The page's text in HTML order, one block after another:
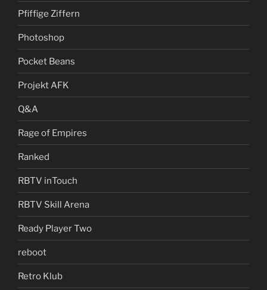
Pfiffige Ziffern
Photoshop
Pocket Beans
Projekt AFK
Q&A
Rage of Empires
Ranked
RBTV inTouch
RBTV Skill Arena
Ready Player Two
reboot
Retro Klub